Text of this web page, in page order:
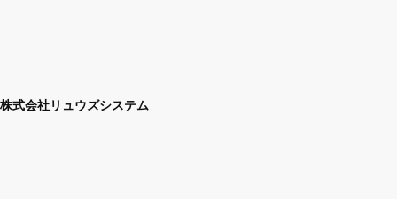
株式会社リュウズシステム